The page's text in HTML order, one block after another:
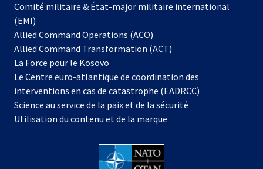
Comité militaire & État-major militaire international
(EMI)
Allied Command Operations (ACO)
dans
nouvel
onglet
Allied Command Transformation (ACT)
La Force pour le Kosovo
dans
un
nouvel
onglet
Le Centre euro-atlantique de coordination des
interventions en cas de catastrophe (EADRCC)
Science au service de la paix et de la sécurité
Utilisation du contenu et de la marque